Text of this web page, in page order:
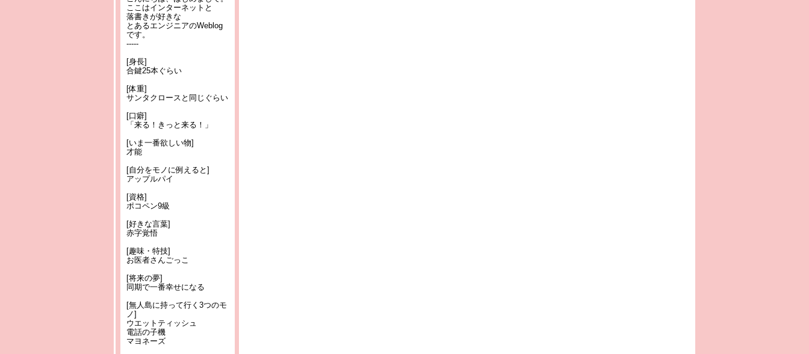
ここはインターネットと
落書きが好きな
とあるエンジニアのWeblog
です。
-----
[身長]
合鍵25本ぐらい
[体重]
サンタクロースと同じぐらい
[口癖]
「来る！きっと来る！」
[いま一番欲しい物]
才能
[自分をモノに例えると]
アップルパイ
[資格]
ポコペン9級
[好きな言葉]
赤字覚悟
[趣味・特技]
お医者さんごっこ
[将来の夢]
同期で一番幸せになる
[無人島に持って行く3つのモ
ノ]
ウエットティッシュ
電話の子機
マヨネーズ